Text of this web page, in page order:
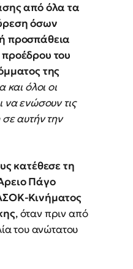
από όλα τα
όσων
προσπάθεια
του
της
και όλοι οι
να ενώσουν τις
αυτήν την
κατέθεσε τη
Πάγο
Κινήματος
, όταν πριν από
του ανώτατου